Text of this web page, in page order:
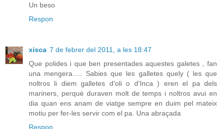
Un beso
Respon
xisca 7 de febrer del 2011, a les 18:47
Que polides i que ben presentades aquestes galetes , fan
una mengera..... Sabies que les galletes quely ( les que
noltros li diem galletes d'oli o d'Inca ) eren el pa dels
mariners, perquè duraven molt de temps i noltros avui en
dia quan ens anam de viatge sempre en duim pel mateix
motiu per fer-les servir com el pa. Una abraçada
Respon